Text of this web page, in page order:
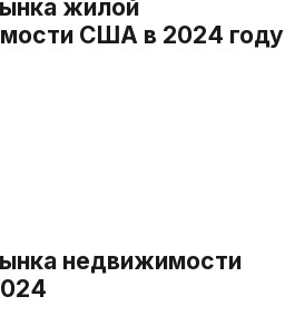
жилой
США в 2024 году
недвижимости